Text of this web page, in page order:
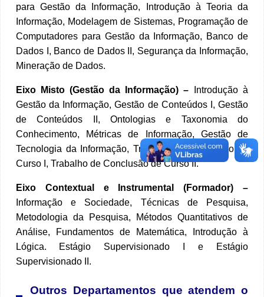
para Gestão da Informação, Introdução à Teoria da
Informação, Modelagem de Sistemas, Programação de
Computadores para Gestão da Informação, Banco de
Dados I, Banco de Dados II, Segurança da Informação,
Mineração de Dados.
Eixo Misto (Gestão da Informação) – Introdução à
Gestão da Informação, Gestão de Conteúdos I, Gestão
de Conteúdos II, Ontologias e Taxonomia do
Conhecimento, Métricas de Informação, Gestão de
Tecnologia da Informação, Trabalho de Conclusão de
Curso I, Trabalho de Conclusão de Curso II.
Eixo Contextual e Instrumental (Formador) –
Informação e Sociedade, Técnicas de Pesquisa,
Metodologia da Pesquisa, Métodos Quantitativos de
Análise, Fundamentos de Matemática, Introdução à
Lógica.
Estágio Supervisionado I e Estágio
Supervisionado II.
Outros Departamentos que atendem o